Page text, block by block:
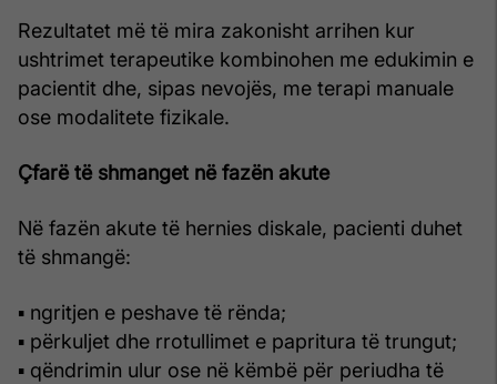
Rezultatet më të mira zakonisht arrihen kur
ushtrimet terapeutike kombinohen me edukimin e
pacientit dhe, sipas nevojës, me terapi manuale
ose modalitete fizikale.
Çfarë të shmanget në fazën akute
Në fazën akute të hernies diskale, pacienti duhet
të shmangë:
▪ ngritjen e peshave të rënda;
▪ përkuljet dhe rrotullimet e papritura të trungut;
▪ qëndrimin ulur ose në këmbë për periudha të